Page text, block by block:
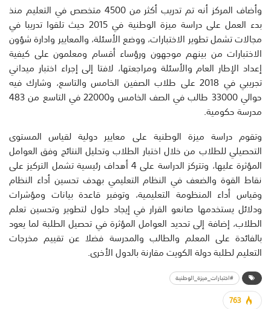
وأضاف المركز أنه تم تدريب أكثر من 4500 متخصص في التعليم منذ
بدء العمل على دراسة ميزة الوطنية في 2015 حيث تلقوا تدريبا في
مجالات تشمل تطوير الاختبارات، ووضع الأسئلة، والمعايير وادارة شؤون
الاختبارات من بينهم موجهون ورؤساء أقسام ومعلمون على كيفية
إعداد الإطار العام والأسئلة ومراجعتها، لافتا إلى إجراء اختبار ميداني
تجريبي في 2018 على طلاب الصفين الخامس والتاسع، وشارك فيه
حوالي 33000 طالب في الصف الخامس و22000 في التاسع من 483
مدرسة حكومية.
وتقوم دراسة ميزة الوطنية على معايير دولية لقياس المستوى
التحصيلي للطلاب من خلال اختبار الطلاب وتحليل النتائج وفق العوامل
المؤثرة عليها، وتتركز الدراسة على 4 أهداف رئيسية تشمل التركيز على
نقاط القوة والضعف في النظام التعليمي بهدف تحسين أداء النظام
وقياس أداء المنظومة التعليمية، وتوفير قاعدة بيانات ومؤشرات
ودلائل يستخدمها صانعو القرار في إيجاد حلول لتطوير وتحسين تعلم
الطلاب، إضافة إلى تحديد العوامل المؤثرة في تحصيل الطلبة لما يعود
بالفائدة على المعلم والطالب والمدرسة فضلا عن تقييم مخرجات
التعليم لطلبة دولة الكويت مقارنة بالدول الأخرى.
#اختبارات_ميزة_الوطنية
763